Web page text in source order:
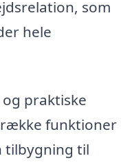
som
hele
praktiske
funktioner
tilbygning til